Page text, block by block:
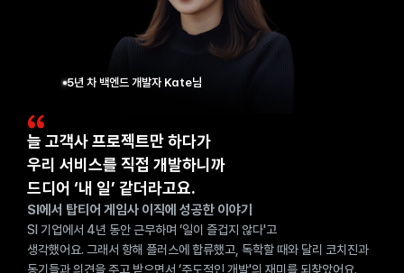
늘 고객사 프로젝트만 하다가
우리 서비스를 직접 개발하니까
드디어 ‘내 일’ 같더라고요.
SI에서 탑티어 게임사 이직에 성공한 이야기
SI 기업에서 4년 동안 근무하며 ‘일이 즐겁지 않다'고
생각했어요. 그래서 항해 플러스에 합류했고, 독학할 때와 달리 코치진과
동기들과 의견을 주고 받으면서 ‘주도적인 개발'의 재미를 되찾았어요.
5년 차 백엔드 개발자 Kate님